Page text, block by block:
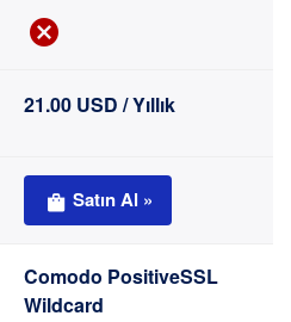
21.00 USD / Yıllık
Satın Al »
Comodo PositiveSSL
Wildcard